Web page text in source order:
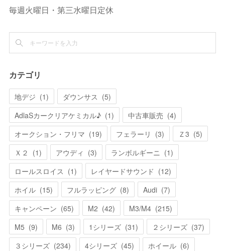
毎週火曜日・第三水曜日定休
カテゴリ
地デジ (1) ダウンサス (5)
AdlaSカークリアケミカル♪ (1) 中古車販売 (4)
オークション・フリマ (19) フェラーリ (3) Ｚ3 (5)
Ｘ２ (1) アウディ (3) ランボルギーニ (1)
ロールスロイス (1) レイヤードサウンド (12)
ホイル (15) フルラッピング (8) Audi (7)
キャンペーン (65) M2 (42) M3/M4 (215)
M5 (9) M6 (3) 1シリーズ (31) ２シリーズ (37)
３シリーズ (234) 4シリーズ (45) ホイール (6)